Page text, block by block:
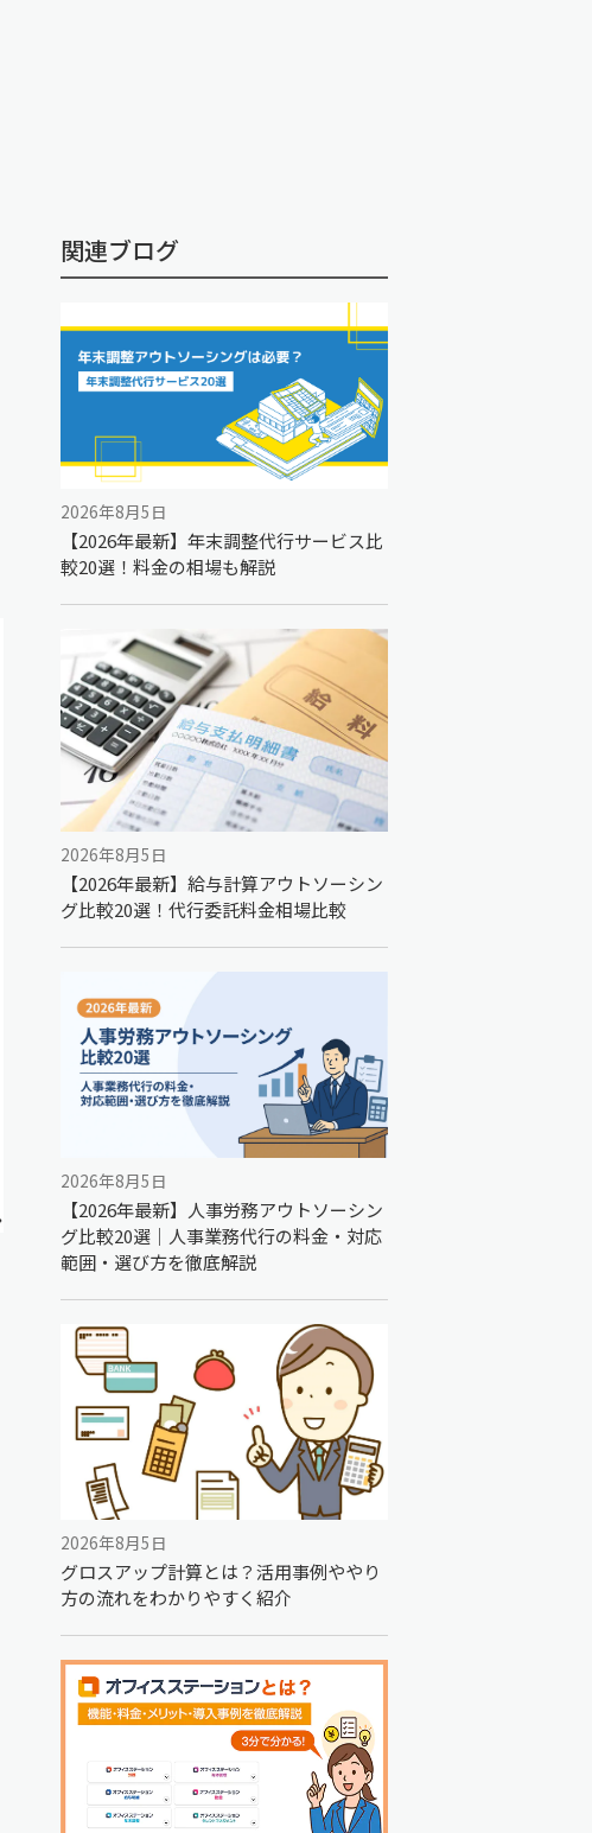
関連ブログ
2026年8月5日
【2026年最新】年末調整代行サービス比
較20選！料金の相場も解説
2026年8月5日
【2026年最新】給与計算アウトソーシン
グ比較20選！代行委託料金相場比較
2026年8月5日
【2026年最新】人事労務アウトソーシン
グ比較20選｜人事業務代行の料金・対応
範囲・選び方を徹底解説
2026年8月5日
グロスアップ計算とは？活用事例ややり
方の流れをわかりやすく紹介